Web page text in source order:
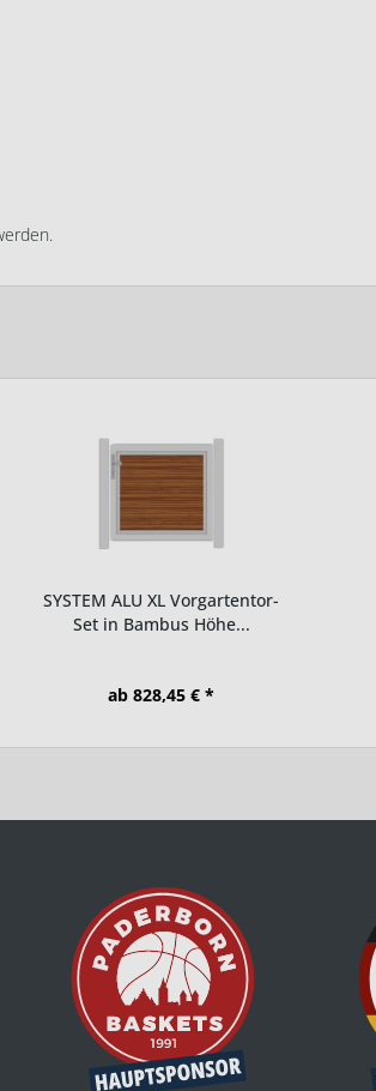
SYSTEM ALU XL Vorgartentor-
Set in Bambus Höhe...
ab 828,45 € *